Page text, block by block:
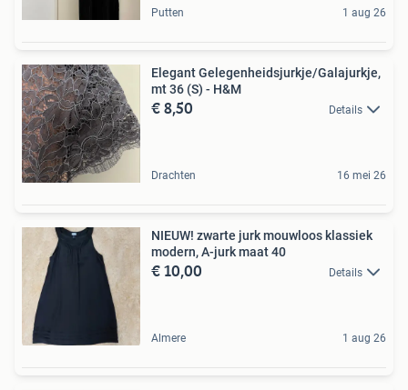
Putten 1 aug 26
Elegant Gelegenheidsjurkje/Galajurkje,
mt 36 (S) - H&M
€ 8,50 Details
Drachten 16 mei 26
NIEUW! zwarte jurk mouwloos klassiek
modern, A-jurk maat 40
€ 10,00 Details
Almere 1 aug 26